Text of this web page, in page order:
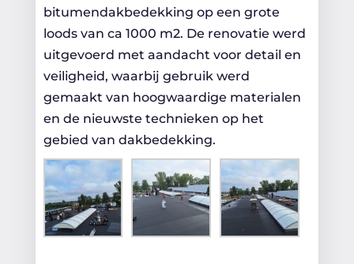
bitumendakbedekking op een grote
loods van ca 1000 m2. De renovatie werd
uitgevoerd met aandacht voor detail en
veiligheid, waarbij gebruik werd
gemaakt van hoogwaardige materialen
en de nieuwste technieken op het
gebied van dakbedekking.